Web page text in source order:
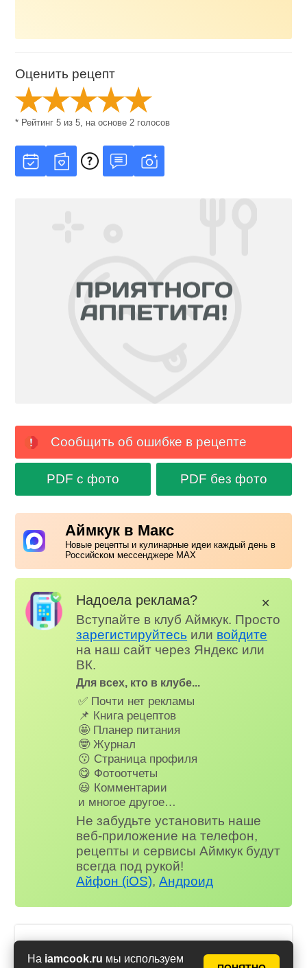
На iamcook.ru мы используем
Оценить рецепт
* Рейтинг5 из5, на основе2 голосов
Сообщить об ошибке в рецепте
PDF с фото PDF без фото
Аймкук в Макс
Новые рецепты и кулинарные идеи каждый день в
Российском мессенджере MAX
Надоела реклама?
Вступайте в клуб Аймкук. Просто
зарегистируйтесь или войдите
на наш сайт через Яндекс или
ВК.
Для всех, кто в клубе...
✅ Почти нет рекламы
📌 Книга рецептов
🤩 Планер питания
🤓 Журнал
😗 Страница профиля
😋 Фотоотчеты
😃 Комментарии
и многое другое…
Не забудьте установить наше
веб-приложение на телефон,
рецепты и сервисы Аймкук будут
всегда под рукой!
Айфон (iOS),Андроид
✕
Пирог без яиц